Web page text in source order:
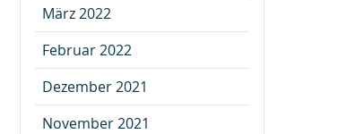
März 2022
Februar 2022
Dezember 2021
November 2021